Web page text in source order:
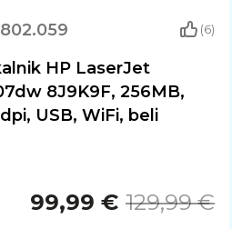
(6)
HP LaserJet
8J9K9F, 256MB,
USB, WiFi, beli
99,99 € 129,99 €